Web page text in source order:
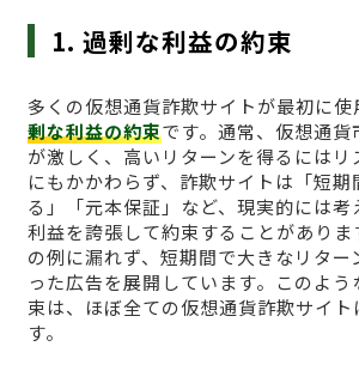
1. 過剰な利益の約束
多くの仮想通貨詐欺サイトが最初に使
剰な利益の約束です。通常、仮想通
が激しく、高いリターンを得るにはリ
にもかかわらず、詐欺サイトは「短
る」「元本保証」など、現実的には
利益を誇張して約束することがあり
の例に漏れず、短期間で大きなリター
った広告を展開しています。このよ
束は、ほぼ全ての仮想通貨詐欺サイ
す。